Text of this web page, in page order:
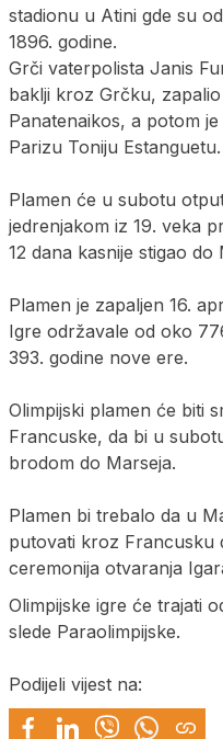
stadionu u Atini gde su
1896. godine.
Grči vaterpolista Janis
baklji kroz Grčku,
Panatenaikos, a potom
Parizu Toniju Estanguetu.
Plamen će u subotu
jedrenjakom iz 19. veka
12 dana kasnije stigao do
Plamen je zapaljen 16.
Igre održavale od oko
393. godine nove ere.
Olimpijski plamen će biti
Francuske, da bi u
brodom do Marseja.
Plamen bi trebalo da u
putovati kroz Francusku
ceremonija otvaranja
Olimpijske igre će trajati
slede Paraolimpijske.
Podijeli vijest na: